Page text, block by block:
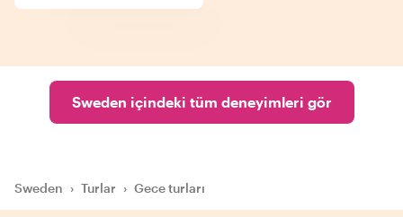
Sweden içindeki tüm deneyimleri gör
Sweden › Turlar › Gece turları